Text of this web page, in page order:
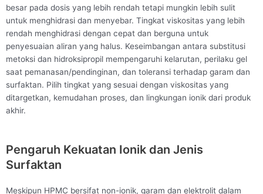
besar pada dosis yang lebih rendah tetapi mungkin lebih sulit
untuk menghidrasi dan menyebar. Tingkat viskositas yang lebih
rendah menghidrasi dengan cepat dan berguna untuk
penyesuaian aliran yang halus. Keseimbangan antara substitusi
metoksi dan hidroksipropil mempengaruhi kelarutan, perilaku gel
saat pemanasan/pendinginan, dan toleransi terhadap garam dan
surfaktan. Pilih tingkat yang sesuai dengan viskositas yang
ditargetkan, kemudahan proses, dan lingkungan ionik dari produk
akhir.
Pengaruh Kekuatan Ionik dan Jenis
Surfaktan
Meskipun HPMC bersifat non-ionik, garam dan elektrolit dalam